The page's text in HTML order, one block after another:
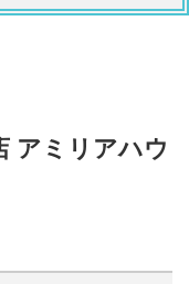
アミリアハウ